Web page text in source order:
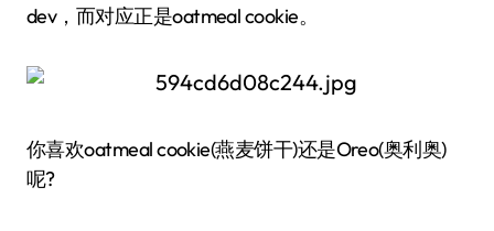
dev，而对应正是oatmeal cookie。
你喜欢oatmeal cookie(燕麦饼干)还是Oreo(奥利奥)
呢?